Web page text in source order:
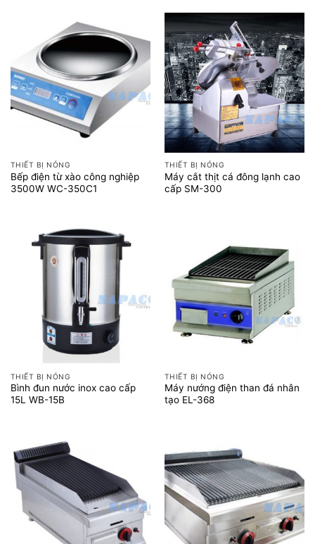
THIẾT BỊ NÓNG
Bếp điện từ xào công nghiệp
3500W WC-350C1
THIẾT BỊ NÓNG
Máy cắt thịt cá đông lạnh cao
cấp SM-300
THIẾT BỊ NÓNG
Bình đun nước inox cao cấp
15L WB-15B
THIẾT BỊ NÓNG
Máy nướng điện than đá nhân
tạo EL-368